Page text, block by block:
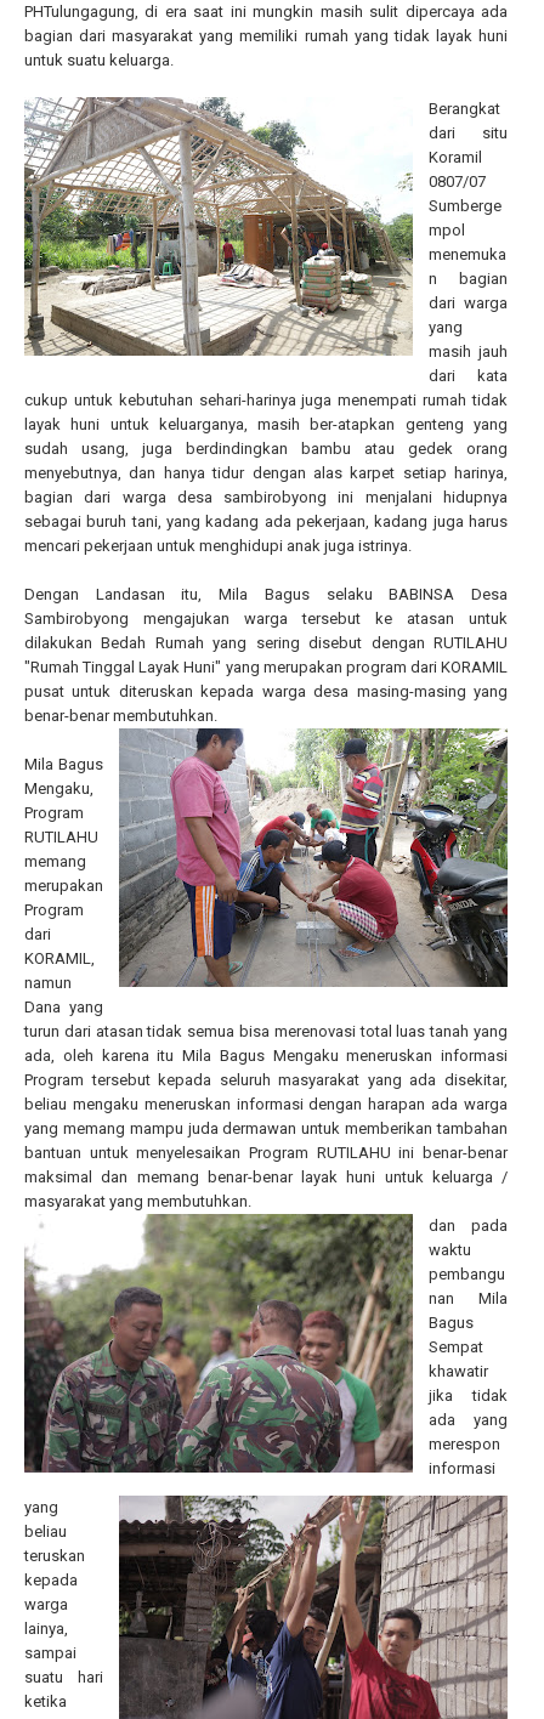
PHTulungagung, di era saat ini mungkin masih sulit dipercaya ada
bagian dari masyarakat yang memiliki rumah yang tidak layak huni
untuk suatu keluarga.
Berangkat
dari situ
Koramil
0807/07
Sumberge
mpol
menemuka
n bagian
dari warga
yang
masih jauh
dari kata
cukup untuk kebutuhan sehari-harinya juga menempati rumah tidak
layak huni untuk keluarganya, masih ber-atapkan genteng yang
sudah usang, juga berdindingkan bambu atau gedek orang
menyebutnya, dan hanya tidur dengan alas karpet setiap harinya,
bagian dari warga desa sambirobyong ini menjalani hidupnya
sebagai buruh tani, yang kadang ada pekerjaan, kadang juga harus
mencari pekerjaan untuk menghidupi anak juga istrinya.
Dengan Landasan itu, Mila Bagus selaku BABINSA Desa
Sambirobyong mengajukan warga tersebut ke atasan untuk
dilakukan Bedah Rumah yang sering disebut dengan RUTILAHU
"Rumah Tinggal Layak Huni" yang merupakan program dari KORAMIL
pusat untuk diteruskan kepada warga desa masing-masing yang
benar-benar membutuhkan.
Mila Bagus
Mengaku,
Program
RUTILAHU
memang
merupakan
Program
dari
KORAMIL,
namun
Dana yang
turun dari atasan tidak semua bisa merenovasi total luas tanah yang
ada, oleh karena itu Mila Bagus Mengaku meneruskan informasi
Program tersebut kepada seluruh masyarakat yang ada disekitar,
beliau mengaku meneruskan informasi dengan harapan ada warga
yang memang mampu juda dermawan untuk memberikan tambahan
bantuan untuk menyelesaikan Program RUTILAHU ini benar-benar
maksimal dan memang benar-benar layak huni untuk keluarga /
masyarakat yang membutuhkan.
dan pada
waktu
pembangu
nan Mila
Bagus
Sempat
khawatir
jika tidak
ada yang
merespon
informasi
yang
beliau
teruskan
kepada
warga
lainya,
sampai
suatu hari
ketika